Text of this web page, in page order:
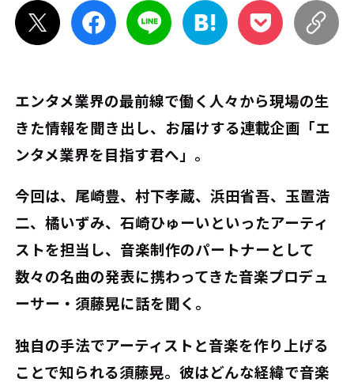
エンタメ業界の最前線で働く人々から現場の生
きた情報を聞き出し、お届けする連載企画「エ
ンタメ業界を目指す君へ」。
今回は、尾崎豊、村下孝蔵、浜田省吾、玉置浩
二、橘いずみ、石崎ひゅーいといったアーティ
ストを担当し、音楽制作のパートナーとして
数々の名曲の発表に携わってきた音楽プロデュ
ーサー・須藤晃に話を聞く。
独自の手法でアーティストと音楽を作り上げる
ことで知られる須藤晃。彼はどんな経緯で音楽